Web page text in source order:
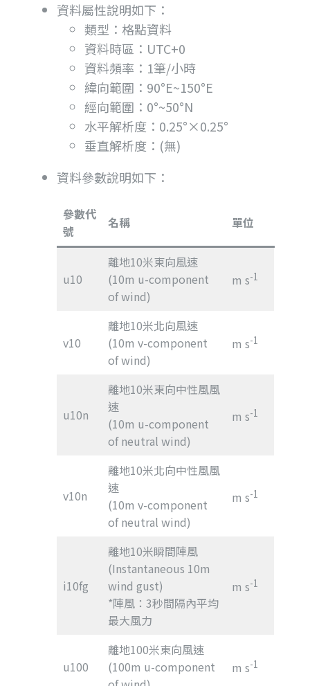
資料屬性說明如下：
類型：格點資料
資料時區：UTC+0
資料頻率：1筆/小時
緯向範圍：90°E~150°E
經向範圍：0°~50°N
水平解析度：0.25°×0.25°
垂直解析度：(無)
資料參數說明如下：
參數代
號
名稱 單位
u10
離地10米東向風速
(10m u-component
of wind)
m s-1
v10
離地10米北向風速
(10m v-component
of wind)
m s-1
u10n
離地10米東向中性風風
速
(10m u-component
of neutral wind)
m s-1
v10n
離地10米北向中性風風
速
(10m v-component
of neutral wind)
m s-1
i10fg
離地10米瞬間陣風
(Instantaneous 10m
wind gust)
*陣風：3秒間隔內平均
最大風力
m s-1
u100
離地100米東向風速
(100m u-component
m s-1